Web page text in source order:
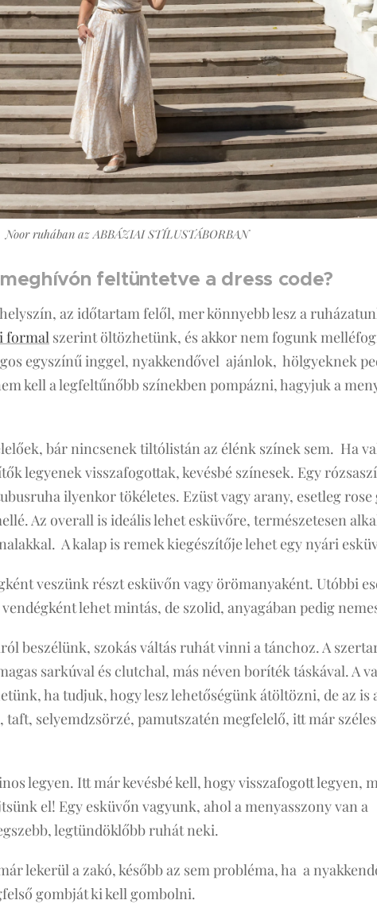
Noor ruhában az ABBÁZIAI STÍLUSTÁBORBAN
feltüntetve a dress code?
az időtartam felől, mer könnyebb lesz a
formal szerint öltözhetünk, és akkor nem fogunk
egyszínű inggel, nyakkendővel ajánlok, hölgyeknek
kell a legfeltűnőbb színekben pompázni, hagyjuk a
bár nincsenek tiltólistán az élénk színek sem. Ha
legyenek visszafogottak, kevésbé színesek. Egy
ilyenkor tökéletes. Ezüst vagy arany, esetleg rose
Az overall is ideális lehet esküvőre, természetesen
A kalap is remek kiegészítője lehet egy nyári
veszünk részt esküvőn vagy örömanyaként. Utóbbi
lehet mintás, de szolid, anyagában pedig
beszélünk, szokás váltás ruhát vinni a tánchoz. A
sarkúval és clutchal, más néven boríték táskával. A
ha tudjuk, hogy lesz lehetőségünk átöltözni, de az is
selyemdzsörzé, pamutszatén megfelelő, itt már
legyen. Itt már kevésbé kell, hogy visszafogott legyen,
el! Egy esküvőn vagyunk, ahol a menyasszony van a
legtündöklőbb ruhát neki.
lekerül a zakó, később az sem probléma, ha a
gombját ki kell gombolni.